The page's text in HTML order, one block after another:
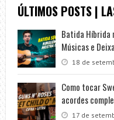
ÚLTIMOS POSTS |
Batida Híbrida
Músicas e
18 de
Como tocar
acordes
17 de